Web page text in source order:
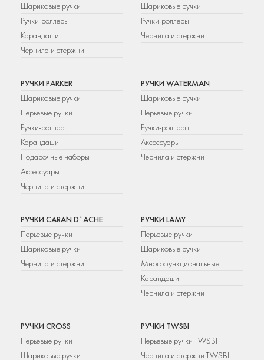
Шариковые ручки
Ручки-роллеры
Карандаши
Чернила и стержни
Шариковые ручки
Ручки-роллеры
Чернила и стержни
РУЧКИ PARKER
Шариковые ручки
Перьевые ручки
Ручки-роллеры
Карандаши
Подарочные наборы
Аксессуары
Чернила и стержни
РУЧКИ WATERMAN
Шариковые ручки
Перьевые ручки
Ручки-роллеры
Аксессуары
Чернила и стержни
РУЧКИ CARAN D`ACHE
Перьевые ручки
Шариковые ручки
Чернила и стержни
РУЧКИ LAMY
Перьевые ручки
Шариковые ручки
Многофункциональные
Карандаши
Чернила и стержни
РУЧКИ CROSS
Перьевые ручки
Шариковые ручки
РУЧКИ TWSBI
Перьевые ручки TWSBI
Чернила и стержни TWSBI